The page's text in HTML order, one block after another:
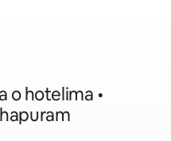
o hotelima •